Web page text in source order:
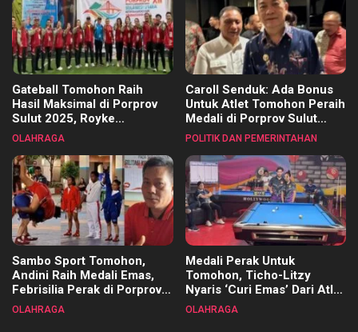
Gateball Tomohon Raih
Hasil Maksimal di Porprov
Sulut 2025, Royke
Tangkawarouw Ucapkan
OLAHRAGA
Caroll Senduk: Ada Bonus
Untuk Atlet Tomohon Peraih
Medali di Porprov Sulut
2025
POLITIK DAN PEMERINTAHAN
Sambo Sport Tomohon,
Andini Raih Medali Emas,
Febrisilia Perak di Porprov
Sulut 2025
OLAHRAGA
Medali Perak Untuk
Tomohon, Ticho-Litzy
Nyaris ‘Curi Emas’ Dari Atlet
Biliar PON di Porprov Sulut
OLAHRAGA